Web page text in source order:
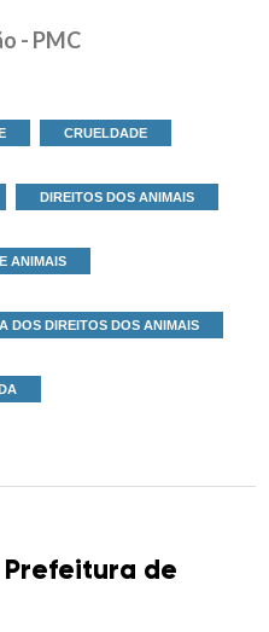
- PMC
CRUELDADE
DIREITOS DOS ANIMAIS
ANIMAIS
DOS DIREITOS DOS ANIMAIS
de